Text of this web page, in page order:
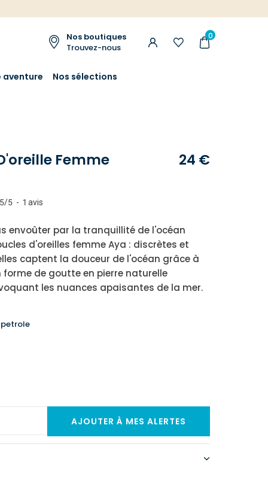
Nos boutiques
Trouvez-nous
0
aventure Nos sélections
Femme
24 €
5/5 - 1 avis
envoûter par la tranquillité de l'océan
d'oreilles femme Aya : discrètes et
captent la douceur de l'océan grâce à
forme de goutte en pierre naturelle
les nuances apaisantes de la mer.
petrole